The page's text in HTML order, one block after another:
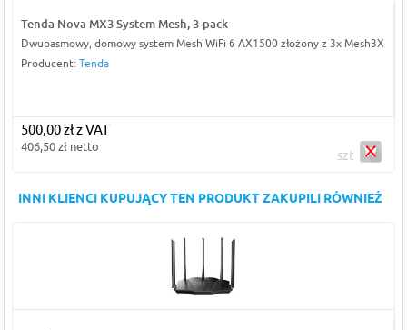
Tenda Nova MX3 System Mesh, 3-pack
Dwupasmowy, domowy system Mesh WiFi 6 AX1500 złożony z 3x Mesh3X
Producent: Tenda
500,00 zł z VAT
406,50 zł netto
szt
INNI KLIENCI KUPUJĄCY TEN PRODUKT ZAKUPILI RÓWNIEŻ